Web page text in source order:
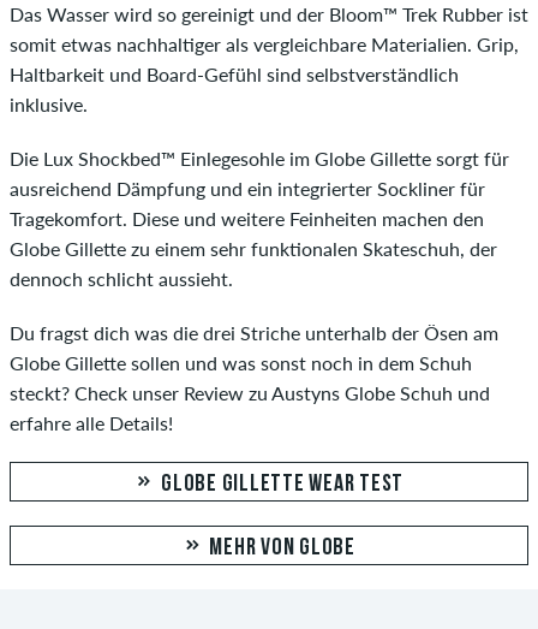
Das Wasser wird so gereinigt und der Bloom™ Trek Rubber ist
somit etwas nachhaltiger als vergleichbare Materialien. Grip,
Haltbarkeit und Board-Gefühl sind selbstverständlich
inklusive.
Die Lux Shockbed™ Einlegesohle im Globe Gillette sorgt für
ausreichend Dämpfung und ein integrierter Sockliner für
Tragekomfort. Diese und weitere Feinheiten machen den
Globe Gillette zu einem sehr funktionalen Skateschuh, der
dennoch schlicht aussieht.
Du fragst dich was die drei Striche unterhalb der Ösen am
Globe Gillette sollen und was sonst noch in dem Schuh
steckt? Check unser Review zu Austyns Globe Schuh und
erfahre alle Details!
GLOBE GILLETTE WEAR TEST
MEHR VON GLOBE